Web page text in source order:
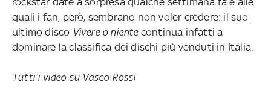
quali i fan, però, sembrano non voler credere: il suo
ultimo disco Vivere o niente continua infatti a
dominare la classifica dei dischi più venduti in Italia.
Tutti i video su Vasco Rossi